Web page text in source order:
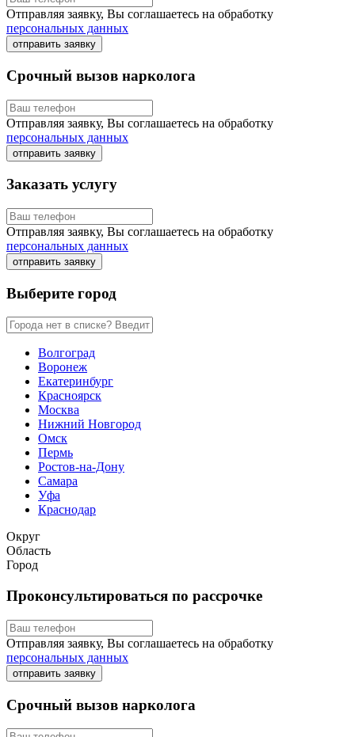
Отправляя заявку, Вы соглашаетесь на обработку
персональных данных
отправить заявку
Срочный вызов нарколога
Отправляя заявку, Вы соглашаетесь на обработку
персональных данных
отправить заявку
Заказать услугу
Отправляя заявку, Вы соглашаетесь на обработку
персональных данных
отправить заявку
Выберите город
Волгоград
Воронеж
Екатеринбург
Красноярск
Москва
Нижний Новгород
Омск
Пермь
Ростов-на-Дону
Самара
Уфа
Краснодар
Округ
Область
Город
Проконсультироваться по рассрочке
Отправляя заявку, Вы соглашаетесь на обработку
персональных данных
отправить заявку
Срочный вызов нарколога